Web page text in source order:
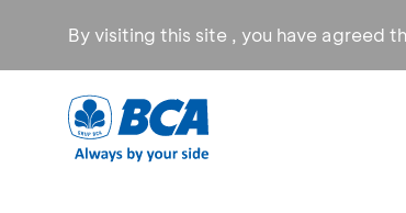
By visiting this site , you have agreed